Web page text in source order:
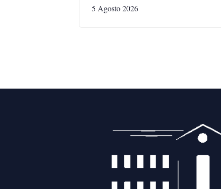
5 Agosto 2026